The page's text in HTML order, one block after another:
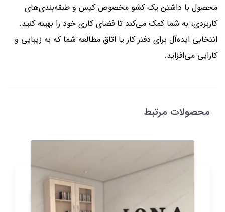
محصول با داشتن یک کشو مخصوص کیس و طبقه‌بندی‌های
کاربردی، به شما کمک می‌کند تا فضای کاری خود را بهینه کنید.
انتخابی ایده‌آل برای دفتر کار یا اتاق مطالعه شما که به زیبایی و
کارایی می‌افزاید.
محصولات مرتبط